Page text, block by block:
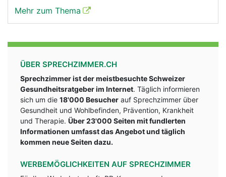
Mehr zum Thema
ÜBER SPRECHZIMMER.CH
Sprechzimmer ist der meistbesuchte Schweizer
Gesundheitsratgeber im Internet. Täglich informieren
sich um die 18'000 Besucher auf Sprechzimmer über
Gesundheit und Wohlbefinden, Prävention, Krankheit
und Therapie. Über 23'000 Seiten mit fundlerten
Informationen umfasst das Angebot und täglich
kommen neue Seiten dazu.
WERBEMÖGLICHKEITEN AUF SPRECHZIMMER